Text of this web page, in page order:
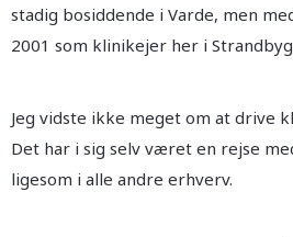
stadig bosiddende i Varde, men
2001 som klinikejer her i
Jeg vidste ikke meget om at drive
Det har i sig selv været en rejse
ligesom i alle andre erhverv.